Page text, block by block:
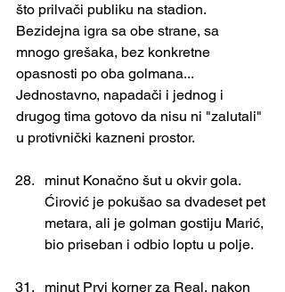
što prilvači publiku na stadion.
Bezidejna igra sa obe strane, sa
mnogo grešaka, bez konkretne
opasnosti po oba golmana...
Jednostavno, napadači i jednog i
drugog tima gotovo da nisu ni "zalutali"
u protivnički kazneni prostor.
minut Konačno šut u okvir gola.
Ćirović je pokušao sa dvadeset pet
metara, ali je golman gostiju Marić,
bio priseban i odbio loptu u polje.
minut Prvi korner za Real, nakon